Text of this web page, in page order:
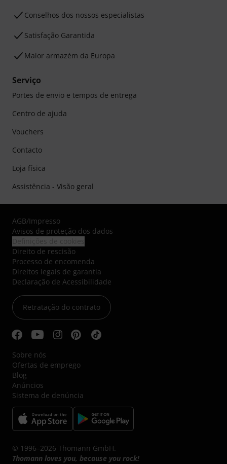
Conselhos dos nossos especialistas
Satisfação Garantida
Maior armazém da Europa
Serviço
Portes de envio e tempos de entrega
Centro de ajuda
Vouchers
Contacto
Loja física
Assistência - Visão geral
AGB/Impresso
Avisos de proteção dos dados
Direito de rescisão
Processo de encomenda
Direitos legais de garantia
Declaração de Acessibilidade
Retratação do contrato
Sobre nós
Ofertas de emprego
Blog
Anúncios
Sistema de denúncia
© 1996–2026 Thomann GmbH.
Thomann loves you, because you rock!